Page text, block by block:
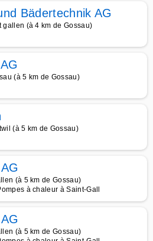
Bädertechnik AG
gallen (à 4 km de Gossau)
(à 5 km de Gossau)
(à 5 km de Gossau)
(à 5 km de Gossau)
à chaleur à Saint-Gall
(à 5 km de Gossau)